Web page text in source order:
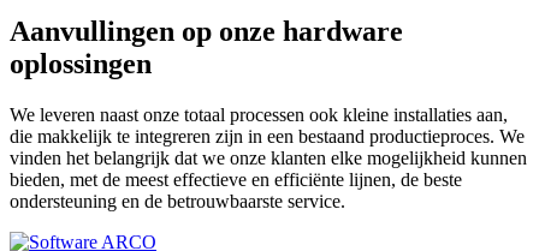
Aanvullingen op onze hardware
oplossingen
We leveren naast onze totaal processen ook kleine installaties aan,
die makkelijk te integreren zijn in een bestaand productieproces. We
vinden het belangrijk dat we onze klanten elke mogelijkheid kunnen
bieden, met de meest effectieve en efficiënte lijnen, de beste
ondersteuning en de betrouwbaarste service.